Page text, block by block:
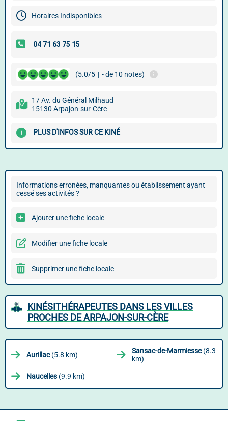
Horaires Indisponibles
(5.0/5 | - de 10 notes)
17 Av. du Général Milhaud
15130 Arpajon-sur-Cère
PLUS D'INFOS SUR CE KINÉ
Informations erronées, manquantes ou établissement ayant
cessé ses activités ?
Ajouter une fiche locale
Modifier une fiche locale
Supprimer une fiche locale
KINÉSITHÉRAPEUTES DANS LES VILLES
PROCHES DE ARPAJON-SUR-CÈRE
Aurillac(5.8 km) Sansac-de-Marmiesse(8.3
km)
Naucelles (9.9 km)